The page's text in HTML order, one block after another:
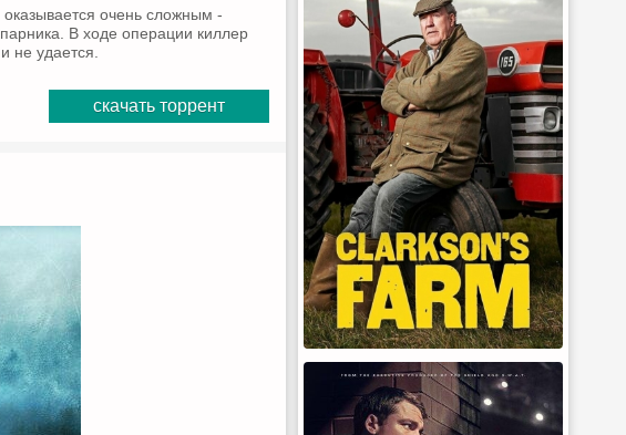
очень сложным -
В ходе операции киллер
не удается.
скачать торрент